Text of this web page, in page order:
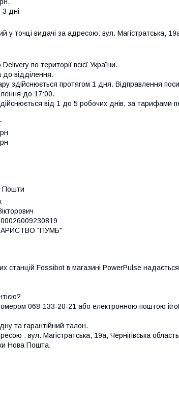
3 дні
у точці видачі за адресою: вул. Магістратська,
по території всієї України.
відділення.
здійснюється протягом 1 дня. Відправлення
до 17:00.
від 1 до 5 робочих днів, за тарифами
Пошти
"ПУМБ"
станцій Fossibot в магазині PowerPulse
068-133-20-21 або електронною поштою
та гарантійний талон.
: вул. Магістратська, 19а, Чернігівська
Нова Пошта.